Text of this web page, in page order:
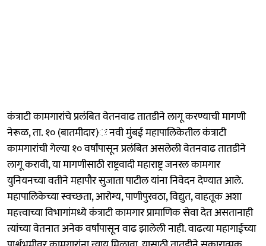
कंत्राटी कामगारांचे प्रलंबित वेतनवाढ तातडीने लागू करण्याची मागणी
नेरूळ, ता. १० (बातमीदार)ः नवी मुंबई महापालिकेतील कंत्राटी
कामगारांची गेल्या १० वर्षांपासून प्रलंबित असलेली वेतनवाढ तातडीने
लागू करावी, या मागणीसाठी राष्ट्रवादी महाराष्ट्र जनरल कामगार
युनियनच्या वतीने महापौर सुजाता पाटील यांना निवेदन देण्यात आले.
महापालिकेच्या स्वच्छता, आरोग्य, पाणीपुरवठा, विद्युत, वाहतूक अशा
महत्त्वाच्या विभागांमध्ये कंत्राटी कामगार प्रामाणिक सेवा देत असतानाही
त्यांच्या वेतनात अनेक वर्षांपासून वाढ झालेली नाही. वाढत्या महागाईच्या